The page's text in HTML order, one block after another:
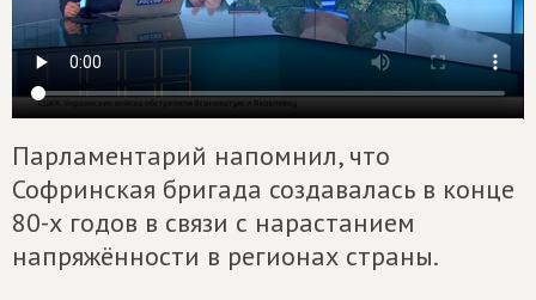
Парламентарий напомнил, что
Софринская бригада создавалась в конце
80-х годов в связи с нарастанием
напряжённости в регионах страны.